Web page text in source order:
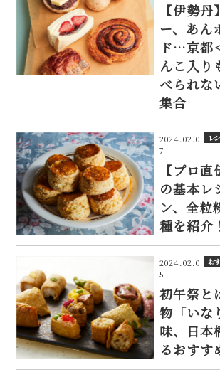
【伊勢
ー、あん
ド…京都
んこ入り
べられな
集合
2024.02.0
7
レ
【プロ
の基本レ
ン、全粒
種を紹介
2024.02.0
5
お
初午祭と
物「いな
味、日本
るおすす